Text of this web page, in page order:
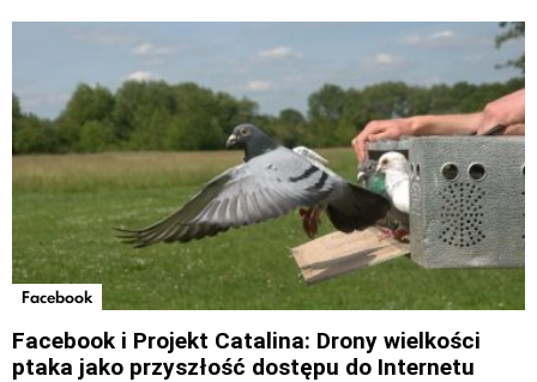
Facebook
Facebook i Projekt Catalina: Drony wielkości
ptaka jako przyszłość dostępu do Internetu